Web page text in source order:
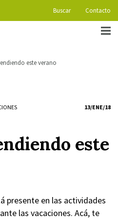
Buscar Contacto
este verano
13/ENE/18
este
presente en las actividades
las vacaciones. Acá, te